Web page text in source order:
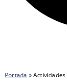
Portada »